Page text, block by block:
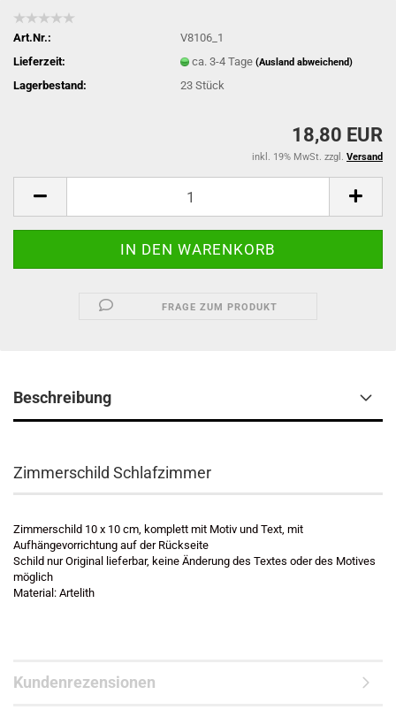
Art.Nr.:
V8106_1
Lieferzeit:
ca. 3-4 Tage(Ausland abweichend)
Lagerbestand: 23Stück
18,80 EUR
inkl. 19% MwSt. zzgl. Versand
FRAGE ZUM PRODUKT
Beschreibung
Zimmerschild Schlafzimmer
Zimmerschild 10 x 10 cm, komplett mit Motiv und Text, mit
Aufhängevorrichtung auf der Rückseite
Schild nur Original lieferbar, keine Änderung des Textes oder des Motives
möglich
Material: Artelith
Kundenrezensionen